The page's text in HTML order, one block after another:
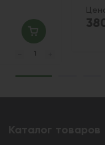
Каталог товаров